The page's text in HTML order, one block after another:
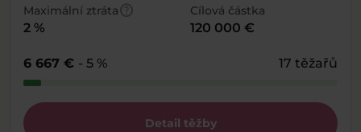
Maximální ztrátahelp
2 %
Cílová částka
120 000 €
6 667 € - 5 % 17 těžařů
Detail těžby